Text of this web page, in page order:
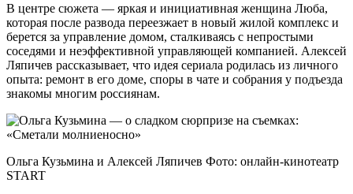
В центре сюжета — яркая и инициативная женщина Люба,
которая после развода переезжает в новый жилой комплекс и
берется за управление домом, сталкиваясь с непростыми
соседями и неэффективной управляющей компанией. Алексей
Ляпичев рассказывает, что идея сериала родилась из личного
опыта: ремонт в его доме, споры в чате и собрания у подъезда
знакомы многим россиянам.
Ольга Кузьмина и Алексей Ляпичев Фото: онлайн-кинотеатр
START